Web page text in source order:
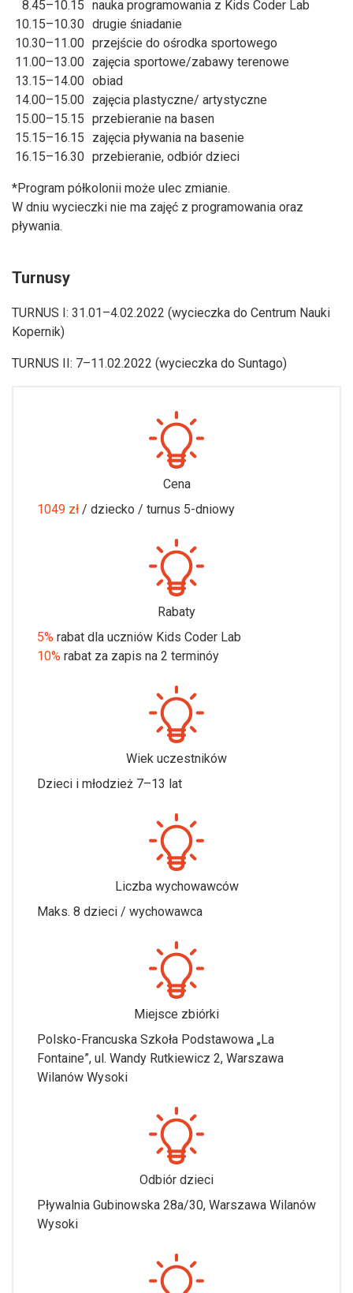
8.45–10.15 nauka programowania z Kids Coder Lab
10.15–10.30 drugie śniadanie
10.30–11.00 przejście do ośrodka sportowego
11.00–13.00 zajęcia sportowe/zabawy terenowe
13.15–14.00 obiad
14.00–15.00 zajęcia plastyczne/ artystyczne
15.00–15.15 przebieranie na basen
15.15–16.15
zajęcia pływania na basenie
16.15–16.30 przebieranie, odbiór dzieci
*Program półkolonii może ulec zmianie.
W dniu wycieczki nie ma zajęć z programowania oraz
pływania.
Turnusy
TURNUS I: 31.01–4.02.2022 (wycieczka do Centrum Nauki
Kopernik)
TURNUS II: 7–11.02.2022 (wycieczka do Suntago)
Cena
1049 zł / dziecko / turnus 5-dniowy
Rabaty
5% rabat dla uczniów Kids Coder Lab
10% rabat za zapis na 2 terminóy
Wiek uczestników
Dzieci i młodzież 7–13 lat
Liczba wychowawców
Maks. 8 dzieci / wychowawca
Miejsce zbiórki
Polsko-Francuska Szkoła Podstawowa „La
Fontaine”, ul. Wandy Rutkiewicz 2, Warszawa
Wilanów Wysoki
Odbiór dzieci
Pływalnia Gubinowska 28a/30, Warszawa Wilanów
Wysoki